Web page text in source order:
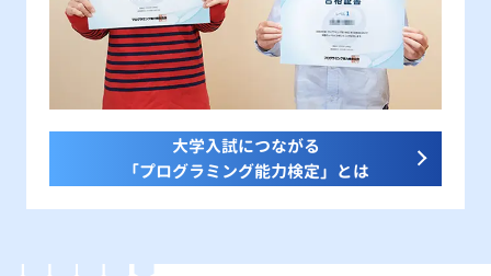
大学入試につながる
「プログラミング能力検定」とは